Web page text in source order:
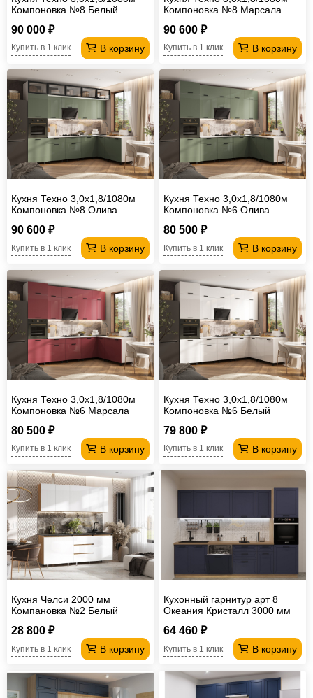
Компоновка №8 Белый
90 000 ₽
В корзину
Купить в 1 клик
Компоновка №8 Марсала
90 600 ₽
В корзину
Купить в 1 клик
Кухня Техно 3,0х1,8/1080м
Компоновка №8 Олива
90 600 ₽
В корзину
Купить в 1 клик
Кухня Техно 3,0х1,8/1080м
Компоновка №6 Олива
80 500 ₽
В корзину
Купить в 1 клик
Кухня Техно 3,0х1,8/1080м
Компоновка №6 Марсала
80 500 ₽
В корзину
Купить в 1 клик
Кухня Техно 3,0х1,8/1080м
Компоновка №6 Белый
79 800 ₽
В корзину
Купить в 1 клик
Кухня Челси 2000 мм
Компановка №2 Белый
(Кастилло)
28 800 ₽
В корзину
Купить в 1 клик
Кухонный гарнитур арт 8
Океания Кристалл 3000 мм
64 460 ₽
В корзину
Купить в 1 клик